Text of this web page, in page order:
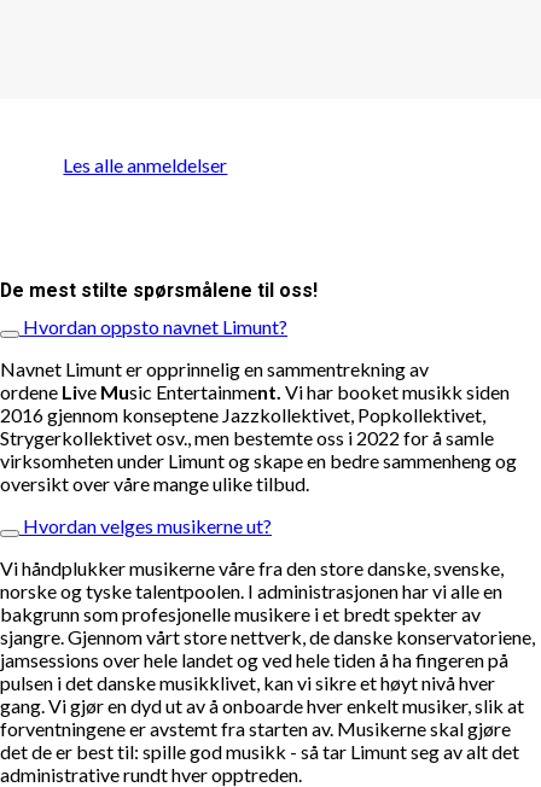
Les alle anmeldelser
De mest stilte spørsmålene til oss!
Hvordan oppsto navnet Limunt?
Navnet Limunt er opprinnelig en sammentrekning av
ordene Live Music Entertainment. Vi har booket musikk siden
2016 gjennom konseptene Jazzkollektivet, Popkollektivet,
Strygerkollektivet osv., men bestemte oss i 2022 for å samle
virksomheten under Limunt og skape en bedre sammenheng og
oversikt over våre mange ulike tilbud.
Hvordan velges musikerne ut?
Vi håndplukker musikerne våre fra den store danske, svenske,
norske og tyske talentpoolen. I administrasjonen har vi alle en
bakgrunn som profesjonelle musikere i et bredt spekter av
sjangre. Gjennom vårt store nettverk, de danske konservatoriene,
jamsessions over hele landet og ved hele tiden å ha fingeren på
pulsen i det danske musikklivet, kan vi sikre et høyt nivå hver
gang. Vi gjør en dyd ut av å onboarde hver enkelt musiker, slik at
forventningene er avstemt fra starten av. Musikerne skal gjøre
det de er best til: spille god musikk - så tar Limunt seg av alt det
administrative rundt hver opptreden.